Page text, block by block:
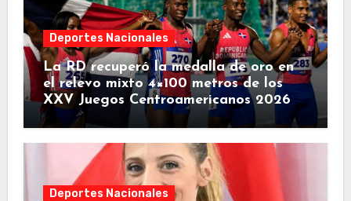
Deportes Nacionales
La RD recuperó la medalla de oro en
el relevo mixto 4×100 metros de los
XXV Juegos Centroamericanos 2026
Deportes Nacionales